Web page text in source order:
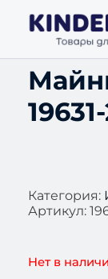
Категория:
Артикул:
Нет в